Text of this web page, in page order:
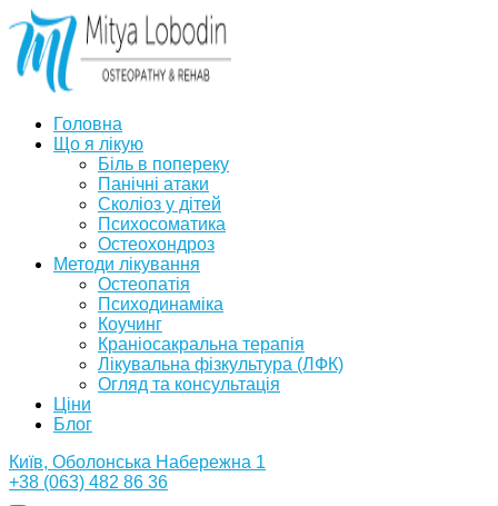
Головна
Що я лікую
Біль в попереку
Панічні атаки
Сколіоз у дітей
Психосоматика
Остеохондроз
Методи лікування
Остеопатія
Психодинаміка
Коучинг
Краніосакральна терапія
Лікувальна фізкультура (ЛФК)
Огляд та консультація
Ціни
Блог
Київ, Оболонська Набережна 1
+38 (063) 482 86 36